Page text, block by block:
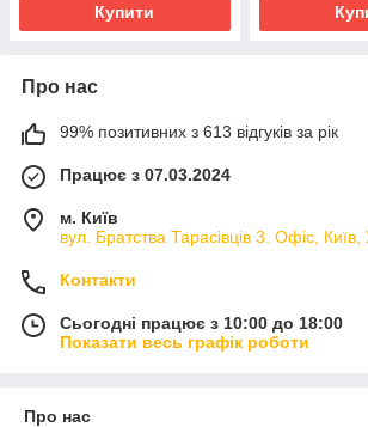
Купити
Про нас
99% позитивних з 613 відгуків за рік
Працює з 07.03.2024
м. Київ
вул. Братства Тарасівців 3. Офіс, Київ,
Контакти
Сьогодні працює з 10:00 до 18:00
Показати весь графік роботи
Про нас